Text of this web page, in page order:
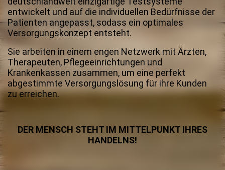
entwickelt und auf die individuellen Bedürfnisse der
Patienten angepasst, sodass ein optimales
Versorgungskonzept entsteht.
Sie arbeiten in einem engen Netzwerk mit Ärzten,
Therapeuten, Pflegeeinrichtungen und
Krankenkassen zusammen, um eine perfekt
abgestimmte Versorgungslösung für ihre Kunden
zu erreichen.
DER MENSCH STEHT IM MITTELPUNKT IHRES
HANDELNS!